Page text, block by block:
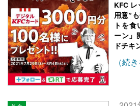
KFC レ
用意”
トを
ーン」
ドチキ
（続